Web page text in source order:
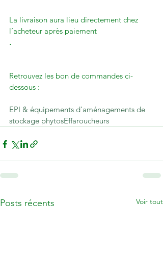
La livraison aura lieu directement chez
l’acheteur après paiement
.
Retrouvez les bon de commandes ci-
dessous :
EPI & équipements d'aménagements de
stockage phytosEffaroucheurs
Posts récents Voir tout